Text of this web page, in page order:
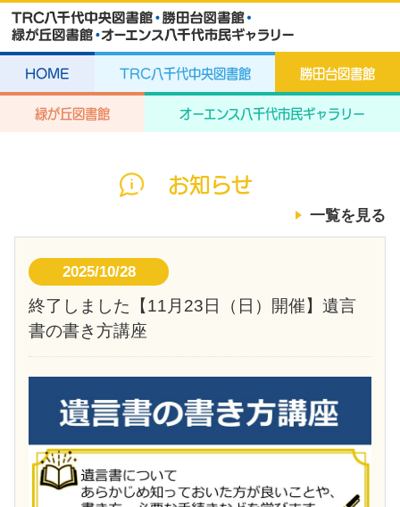
HOME TRC八千代中央図書館 勝田台図書館
緑が丘図書館 オーエンス八千代市民ギャラリー
お知らせ
一覧を見る
2025/10/28
終了しました【11月23日（日）開催】遺言
書の書き方講座